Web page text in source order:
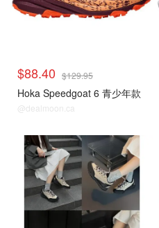
$88.40 $129.95
Hoka Speedgoat 6 青少年款
@dealmoon.ca